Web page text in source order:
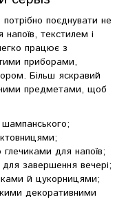
поєднувати не
текстилем і
працює з
приборами,
Більш яскравий
предметами, щоб
для напоїв;
завершення вечері;
й цукорницями;
декоративними